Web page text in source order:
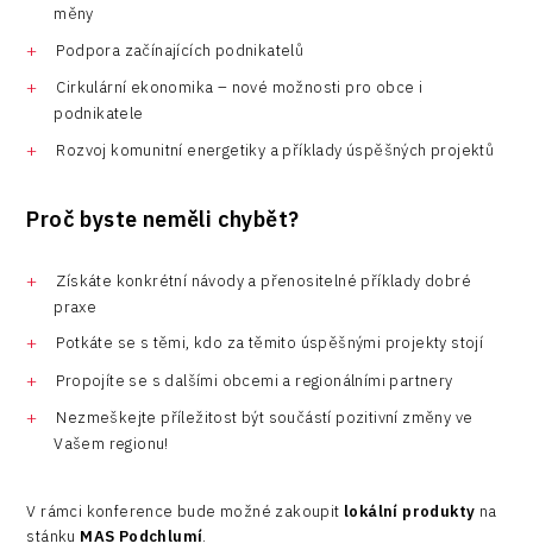
měny
Podpora začínajících podnikatelů
Cirkulární ekonomika – nové možnosti pro obce i
podnikatele
Rozvoj komunitní energetiky a příklady úspěšných projektů
Proč byste neměli chybět?
Získáte konkrétní návody a přenositelné příklady dobré
praxe
Potkáte se s těmi, kdo za těmito úspěšnými projekty stojí
Propojíte se s dalšími obcemi a regionálními partnery
Nezmeškejte příležitost být součástí pozitivní změny ve
Vašem regionu!
V rámci konference bude možné zakoupit lokální produkty na
stánku MAS Podchlumí.